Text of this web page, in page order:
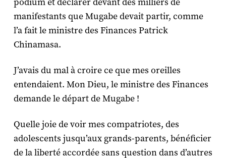
podium et déclarer devant des milliers de
manifestants que Mugabe devait partir, comme
l’a fait le ministre des Finances Patrick
Chinamasa.
J’avais du mal à croire ce que mes oreilles
entendaient. Mon Dieu, le ministre des Finances
demande le départ de Mugabe !
Quelle joie de voir mes compatriotes, des
adolescents jusqu’aux grands-parents, bénéficier
de la liberté accordée sans question dans d’autres